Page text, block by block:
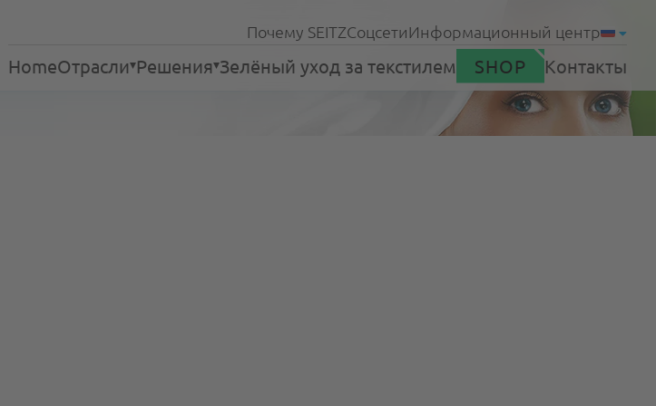
Почему SEITZСоцсетиИнформационный центр
HomeОтрасли Решения Зелёный уход за текстилем SHOP Контакты